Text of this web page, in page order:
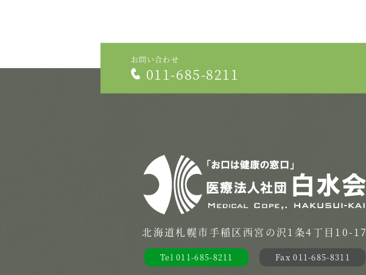
お問い合わせ
011-685-8211
北海道札幌市手稲区西宮の沢1条4丁目10-17
Tel 011-685-8211 Fax 011-685-8311